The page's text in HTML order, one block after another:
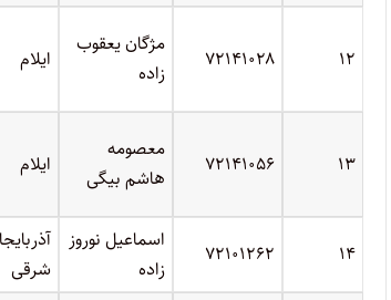
۱۲ ۷۲۱۴۱۰۲۸
مژگان یعقوب
زاده
ایلام
۱۳ ۷۲۱۴۱۰۵۶
معصومه
هاشم بیگی
ایلام
۱۴ ۷۲۱۰۱۲۶۲
اسماعیل نوروز
زاده
شرقی